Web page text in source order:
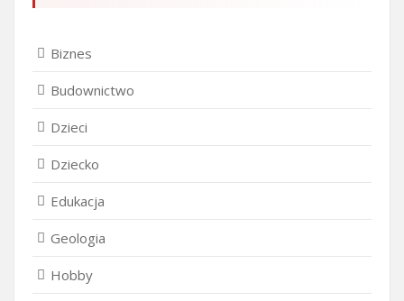
Biznes
Budownictwo
Dzieci
Dziecko
Edukacja
Geologia
Hobby